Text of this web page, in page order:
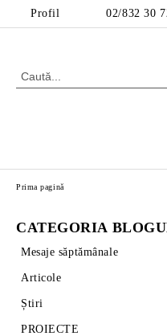
Profil 02/832 30
CATEGORIA
Mesaje săptămânale
Articole
Știri
PROIECTE
Prima pagină